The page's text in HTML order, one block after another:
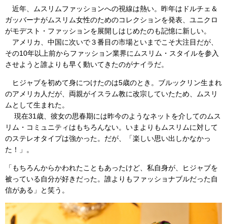
近年、ムスリムファッションへの視線は熱い。昨年はドルチェ＆
ガッバーナがムスリム女性のためのコレクションを発表、ユニクロ
がモデスト・ファッションを展開しはじめたのも記憶に新しい。
アメリカ、中国に次いで３番目の市場といまでこそ大注目だが、
その10年以上前からファッション業界にムスリム・スタイルを参入
させようと誰よりも早く動いてきたのがナイラだ。
ヒジャブを初めて身につけたのは5歳のとき。ブルックリン生まれ
のアメリカ人だが、両親がイスラム教に改宗していたため、ムスリ
ムとして生まれた。
現在31歳、彼女の思春期には昨今のようなネットを介してのムス
リム・コミュニティはもちろんない。いまよりもムスリムに対して
のステレオタイプは強かった。だが、「楽しい思い出しかなかっ
た！」。
「もちろんからかわれたこともあったけど、私自身が、ヒジャブを
被っている自分が好きだった。誰よりもファッショナブルだった自
信がある」と笑う。